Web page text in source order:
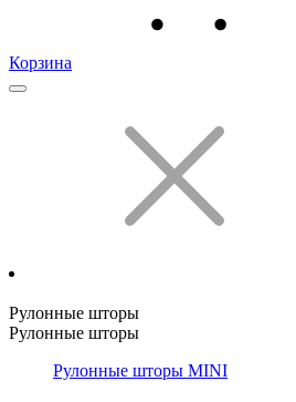
Корзина
Рулонные шторы
Рулонные шторы
Рулонные шторы MINI